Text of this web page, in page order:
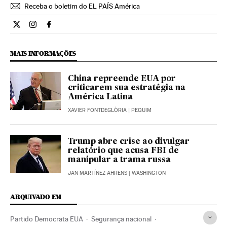
Receba o boletim do EL PAÍS América
Internacional El País Brasil en Twitter
Internacional El País Brasil en Instagram
Internacional El País Brasil en Facebook
MAIS INFORMAÇÕES
China repreende EUA por
criticarem sua estratégia na
América Latina
XAVIER FONTDEGLÒRIA | PEQUIM
Trump abre crise ao divulgar
relatório que acusa FBI de
manipular a trama russa
JAN MARTÍNEZ AHRENS | WASHINGTON
ARQUIVADO EM
Partido Democrata EUA Segurança nacional